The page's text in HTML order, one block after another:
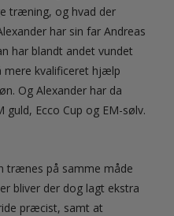
træning, og hvad der
har sin far Andreas
har blandt andet vundet
mere kvalificeret hjælp
Og Alexander har da
Ecco Cup og EM-sølv.
trænes på samme måde
bliver der dog lagt ekstra
præcist, samt at